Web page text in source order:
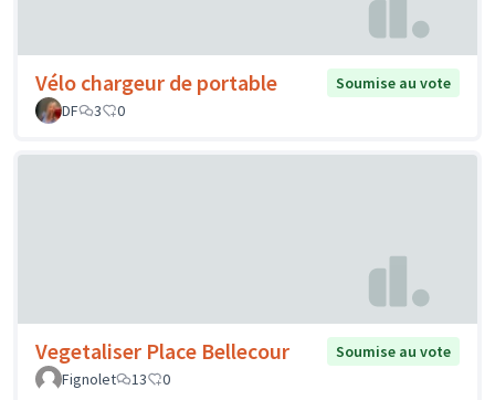
Vélo chargeur de portable
Soumise au vote
DF
3 0
Vegetaliser Place Bellecour
Soumise au vote
Fignolet
13 0